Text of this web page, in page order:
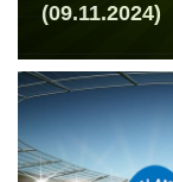
(09.11.2024)